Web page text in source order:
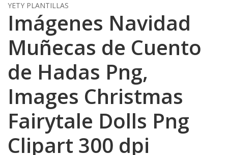
YETY PLANTILLAS
Imágenes Navidad
Muñecas de Cuento
de Hadas Png,
Images Christmas
Fairytale Dolls Png
Clipart 300 dpi